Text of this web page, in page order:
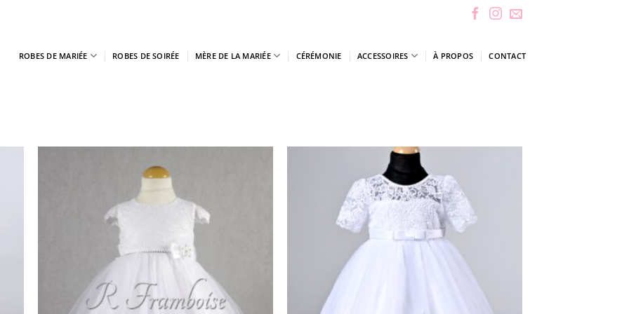
ROBES DE MARIÉE ROBES DE SOIRÉE MÈRE DE LA MARIÉE CÉRÉMONIE ACCESSOIRES À PROPOS CONTACT